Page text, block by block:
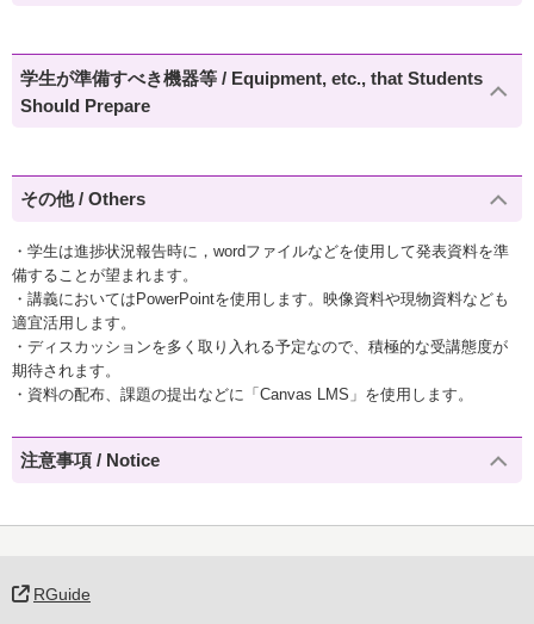
学生が準備すべき機器等 / Equipment, etc., that Students
Should Prepare
その他 / Others
・学生は進捗状況報告時に，wordファイルなどを使用して発表資料を準
備することが望まれます。
・講義においてはPowerPointを使用します。映像資料や現物資料なども
適宜活用します。
・ディスカッションを多く取り入れる予定なので、積極的な受講態度が
期待されます。
・資料の配布、課題の提出などに「Canvas LMS」を使用します。
注意事項 / Notice
RGuide